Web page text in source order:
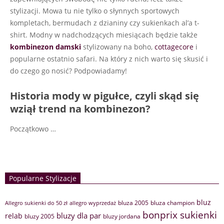
stylizacji. Mowa tu nie tylko o słynnych sportowych
kompletach, bermudach z dzianiny czy sukienkach al’a t-
shirt. Modny w nadchodzących miesiącach będzie także
kombinezon damski stylizowany na boho, cottagecore i
popularne ostatnio safari. Na który z nich warto się skusić i
do czego go nosić? Podpowiadamy!
Historia mody w pigułce, czyli skąd się
wziął trend na kombinezon?
Początkowo …
Popularne Stylizacje
Allegro sukienki do 50 zł allegro wyprzedaż bluza 2005 bluza champion bluz
relab bluzy 2005 bluzy dla par bluzy jordana bonprix sukienki